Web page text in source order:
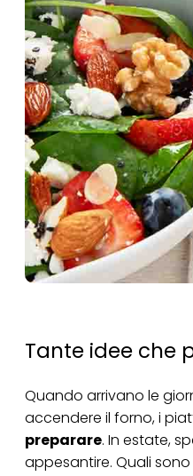
Tante idee che
Quando arrivano le
accendere il forno, i
preparare. In estate,
appesantire. Quali sono